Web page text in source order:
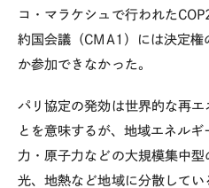
コ・マラケシュで行われた
約国会議（CMA1）には決定権
か参加できなかった。
パリ協定の発効は世界的な再
とを意味するが、地域エネル
力・原子力などの大規模集中
光、地熱など地域に分散して